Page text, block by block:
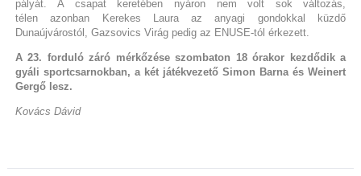
pályát. A csapat keretében nyáron nem volt sok változás,
télen azonban Kerekes Laura az anyagi gondokkal küzdő
Dunaújvárostól, Gazsovics Virág pedig az ENUSE-tól érkezett.
A 23. forduló záró mérkőzése szombaton 18 órakor kezdődik a
gyáli sportcsarnokban, a két játékvezető Simon Barna és Weinert
Gergő lesz.
Kovács Dávid